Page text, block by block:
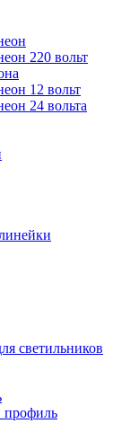
220 вольт
12 вольт
24 вольта
светильников
профиль